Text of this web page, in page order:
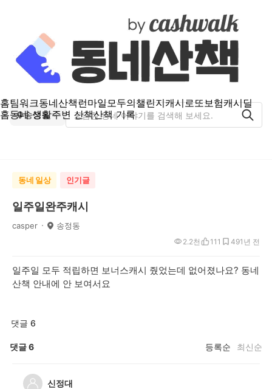
홈팀워크동네산책런마일모두의챌린지캐시로또보험캐시딜
홈동네 생활주변 산책산책 기록
송정동
동네 일상 인기글
일주일완주캐시
casper 송정동
1년 전
2.2천 111 49
일주일 모두 적립하면 보너스캐시 줬었는데 없어졌나요? 동네
산책 안내에 안 보여서요
댓글 6
댓글6 등록순 최신순
신정대